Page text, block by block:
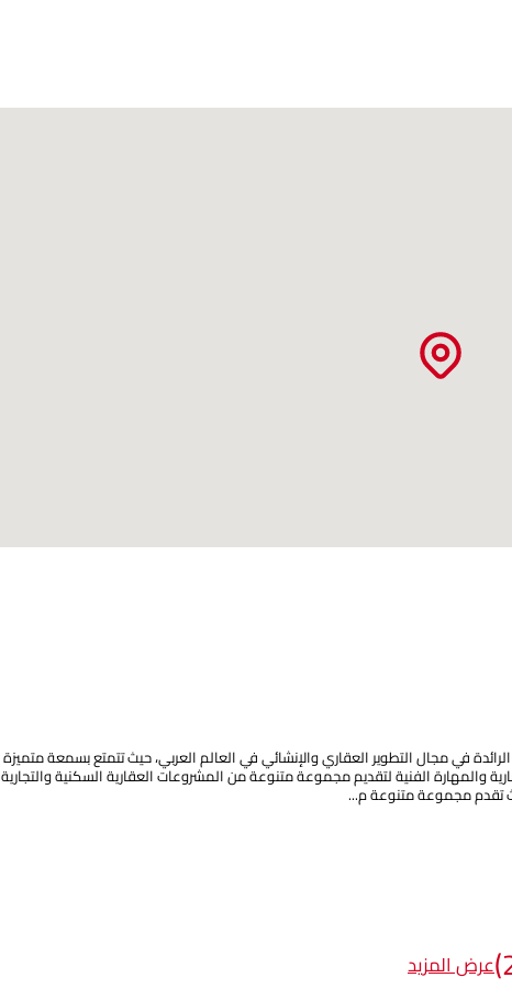
في مجال التطوير العقاري والإنشائي في العالم العربي، حيث تتمتع بسمعة متميزة
والمهارة الفنية لتقديم مجموعة متنوعة من المشروعات العقارية السكنية والتجارية
تقدم مجموعة متنوعة م...
عرض المزيد